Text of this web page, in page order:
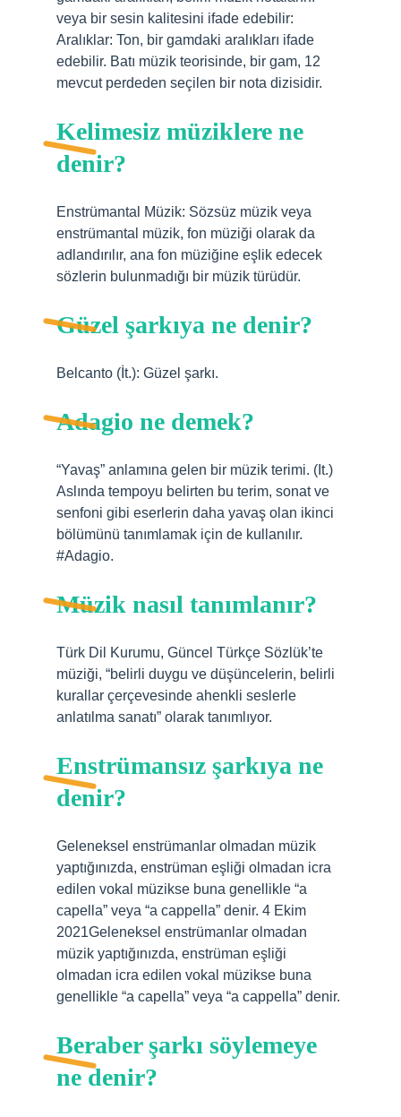
veya bir sesin kalitesini ifade edebilir:
Aralıklar: Ton, bir gamdaki aralıkları ifade
edebilir. Batı müzik teorisinde, bir gam, 12
mevcut perdeden seçilen bir nota dizisidir.
Kelimesiz müziklere ne
denir?
Enstrümantal Müzik: Sözsüz müzik veya
enstrümantal müzik, fon müziği olarak da
adlandırılır, ana fon müziğine eşlik edecek
sözlerin bulunmadığı bir müzik türüdür.
Güzel şarkıya ne denir?
Belcanto (İt.): Güzel şarkı.
Adagio ne demek?
“Yavaş” anlamına gelen bir müzik terimi. (It.)
Aslında tempoyu belirten bu terim, sonat ve
senfoni gibi eserlerin daha yavaş olan ikinci
bölümünü tanımlamak için de kullanılır.
#Adagio.
Müzik nasıl tanımlanır?
Türk Dil Kurumu, Güncel Türkçe Sözlük’te
müziği, “belirli duygu ve düşüncelerin, belirli
kurallar çerçevesinde ahenkli seslerle
anlatılma sanatı” olarak tanımlıyor.
Enstrümansız şarkıya ne
denir?
Geleneksel enstrümanlar olmadan müzik
yaptığınızda, enstrüman eşliği olmadan icra
edilen vokal müzikse buna genellikle “a
capella” veya “a cappella” denir. 4 Ekim
2021Geleneksel enstrümanlar olmadan
müzik yaptığınızda, enstrüman eşliği
olmadan icra edilen vokal müzikse buna
genellikle “a capella” veya “a cappella” denir.
Beraber şarkı söylemeye
ne denir?